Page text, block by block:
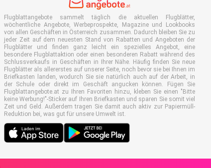
Flugblattangebote sammelt täglich die aktuellen Flugblätter,
wöchentliche Angebote, Werbeprospekte, Magazine und Lookbooks
von allen Geschäften in Österreich zusammen. Dadurch bleiben Sie zu
jeder Zeit auf dem neuesten Stand von Rabatten und Angeboten der
Flugblätter und finden ganz leicht ein spezielles Angebot, eine
besondere Flugblattaktion oder einen besonderen Rabatt während des
Schlussverkaufs in Geschäften in Ihrer Nähe. Häufig finden Sie neue
Flugblätter als allererstes auf unserer Seite, noch bevor sie bei Ihnen im
Briefkasten landen, wodurch Sie sie natürlich auch auf der Arbeit, in
der Schule oder direkt im Geschäft angucken können. Fügen Sie
Flugblattangebote.at zu Ihren Favoriten hinzu, kleben Sie einen "Bitte
keine Werbung!"-Sticker auf Ihren Briefkasten und sparen Sie somit viel
Zeit und Geld. Außerdem tragen Sie damit auch aktiv zur Papiermüll-
Reduktion bei, was gut für unsere Umwelt ist.